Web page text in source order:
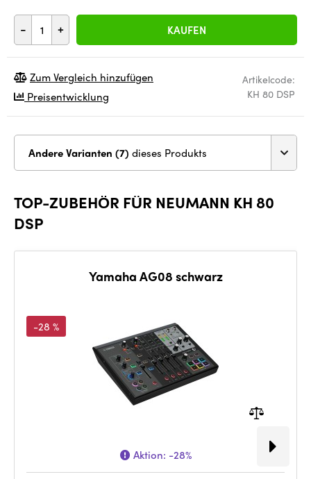
- + KAUFEN
Artikelcode:
KH 80 DSP
Zum Vergleich hinzufügen
Preisentwicklung
Andere Varianten (7) dieses Produkts
TOP-ZUBEHÖR FÜR NEUMANN KH 80
DSP
Yamaha AG08 schwarz
-28 %
Aktion: -28%